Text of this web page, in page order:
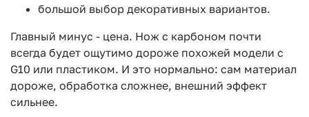
большой выбор декоративных вариантов.
Главный минус - цена. Нож с карбоном почти
всегда будет ощутимо дороже похожей модели с
G10 или пластиком. И это нормально: сам материал
дороже, обработка сложнее, внешний эффект
сильнее.